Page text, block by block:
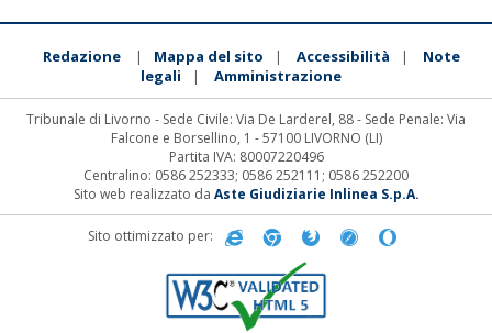
Redazione | Mappa del sito | Accessibilità |
Note
legali
| Amministrazione
Tribunale di Livorno - Sede Civile: Via De Larderel, 88 - Sede Penale: Via
Falcone e Borsellino, 1 - 57100 LIVORNO (LI)
Partita IVA: 80007220496
Centralino: 0586 252333; 0586 252111; 0586 252200
Sito web realizzato da Aste Giudiziarie Inlinea S.p.A.
Sito ottimizzato per: